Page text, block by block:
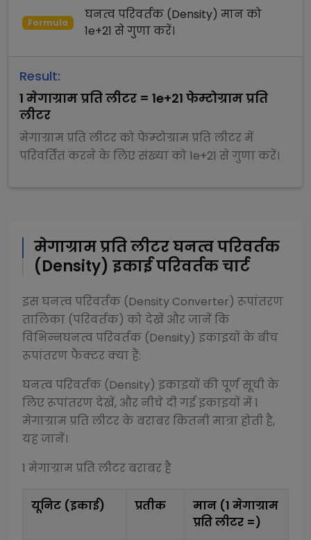
Formula
घनत्व परिवर्तक (Density) मान को
1e+21 सेगुणाकरें।
Result:
1 मेगाग्राम प्रति लीटर = 1e+21 फेम्टोग्राम प्रति
लीटर
मेगाग्राम प्रति लीटरकोफेम्टोग्राम प्रति लीटरमें
परिवर्तित करने के लिए संख्या को1e+21 सेगुणाकरें।
मेगाग्राम प्रति लीटरघनत्व परिवर्तक
(Density) इकाई परिवर्तक चार्ट
इसघनत्व परिवर्तक (Density Converter) रूपांतरण
तालिका (परिवर्तक) को देखें और जानें कि
विभिन्नघनत्व परिवर्तक (Density) इकाइयों के बीच
रूपांतरण फैक्टर क्या हैं:
घनत्व परिवर्तक (Density) इकाइयों की पूर्ण सूची के
लिए रूपांतरण देखें, और नीचे दी गई इकाइयों में 1
मेगाग्राम प्रति लीटरके बराबर कितनी मात्रा होती है,
यह जानें।
1 मेगाग्राम प्रति लीटरबराबर है
यूनिट (इकाई) प्रतीक मान (1 मेगाग्राम
प्रति लीटर =)